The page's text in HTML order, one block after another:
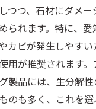
つつ、石材にダメー
られます。特に、
カビが発生しやすい
用が推奨されます
製品には、生分解
のも多く、これを